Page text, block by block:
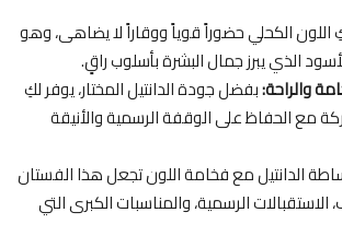
اللون الكحلي حضوراً قوياً ووقاراً لا يضاهى، وهو
الذي يبرز جمال البشرة بأسلوب راقٍ.
والراحة:بفضل جودة الدانتيل المختار، يوفر لكِ
مع الحفاظ على الوقفة الرسمية والأنيقة
الدانتيل مع فخامة اللون تجعل هذا الفستان
الاستقبالات الرسمية، والمناسبات الكبرى التي